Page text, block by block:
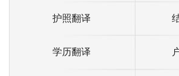
护照翻译
学历翻译